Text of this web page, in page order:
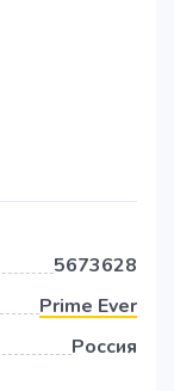
5673628
Prime Ever
Россия